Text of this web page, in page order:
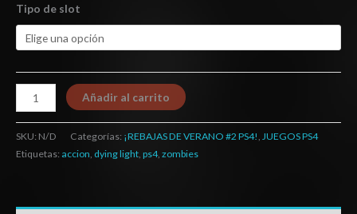
Tipo de slot
Añadir al carrito
SKU: N/D Categorías: ¡REBAJAS DE VERANO #2 PS4!, JUEGOS PS4
Etiquetas: accion, dying light, ps4, zombies